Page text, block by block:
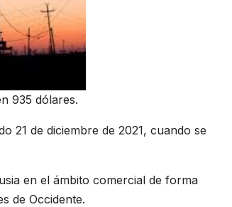
935 dólares.
21 de diciembre de 2021, cuando se
en el ámbito comercial de forma
de Occidente.